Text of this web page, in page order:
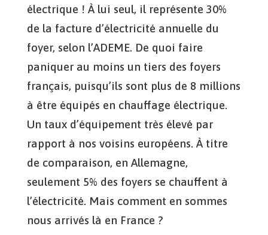
électrique ! À lui seul, il représente 30%
de la facture d’électricité annuelle du
foyer, selon l’ADEME. De quoi faire
paniquer au moins un tiers des foyers
français, puisqu’ils sont plus de 8 millions
à être équipés en chauffage électrique.
Un taux d’équipement très élevé par
rapport à nos voisins européens. À titre
de comparaison, en Allemagne,
seulement 5% des foyers se chauffent à
l’électricité. Mais comment en sommes
nous arrivés là en France ?